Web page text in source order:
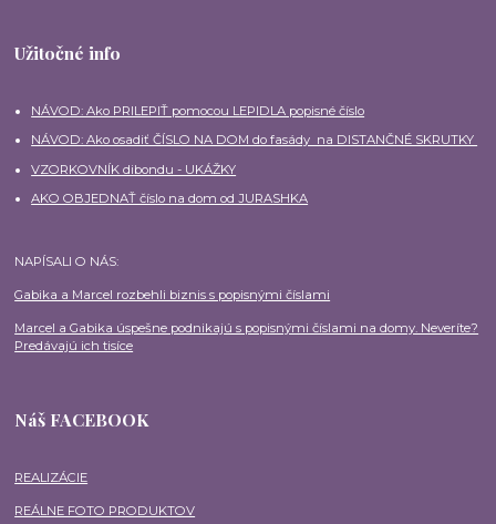
Užitočné info
NÁVOD: Ako PRILEPIŤ pomocou LEPIDLA popisné číslo
NÁVOD: Ako osadiť ČÍSLO NA DOM do fasády na DISTANČNÉ SKRUTKY
VZORKOVNÍK dibondu - UKÁŽKY
AKO OBJEDNAŤ číslo na dom od JURASHKA
NAPÍSALI O NÁS:
Gabika a Marcel rozbehli biznis s popisnými číslami
Marcel a Gabika úspešne podnikajú s popisnými číslami na domy. Neveríte?
Predávajú ich tisíce
Náš FACEBOOK
REALIZÁCIE
REÁLNE FOTO PRODUKTOV